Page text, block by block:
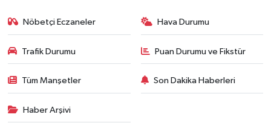
Nöbetçi Eczaneler Hava Durumu
Trafik Durumu Puan Durumu ve Fikstür
Tüm Manşetler Son Dakika Haberleri
Haber Arşivi